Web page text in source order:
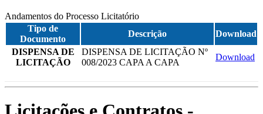
Andamentos do Processo Licitatório
Tipo de
Documento
Descrição
Download
DISPENSA DE
LICITAÇÃO
DISPENSA DE LICITAÇÃO Nº
008/2023 CAPA A CAPA
Download